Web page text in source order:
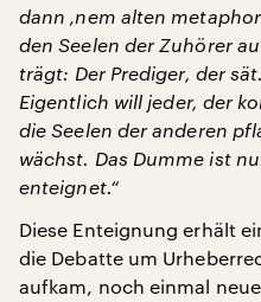
dann ‚nem alten
den Seelen der Zuhörer
trägt: Der Prediger, der
Eigentlich will jeder, der
die Seelen der anderen
wächst. Das Dumme ist
enteignet.“
Diese Enteignung erhält
die Debatte um
aufkam, noch einmal